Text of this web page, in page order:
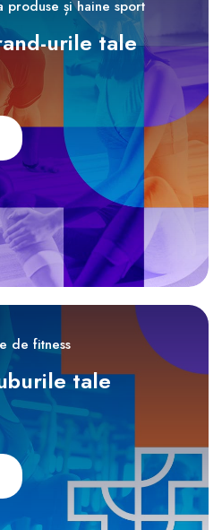
și haine sport
urile tale
de fitness
tale